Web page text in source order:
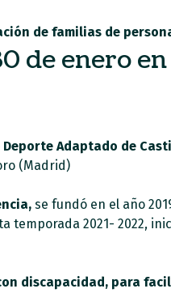
de familias de
de enero
Deporte Adaptado de
(Madrid)
se fundó en el año
temporada 2021- 2022,
discapacidad, para